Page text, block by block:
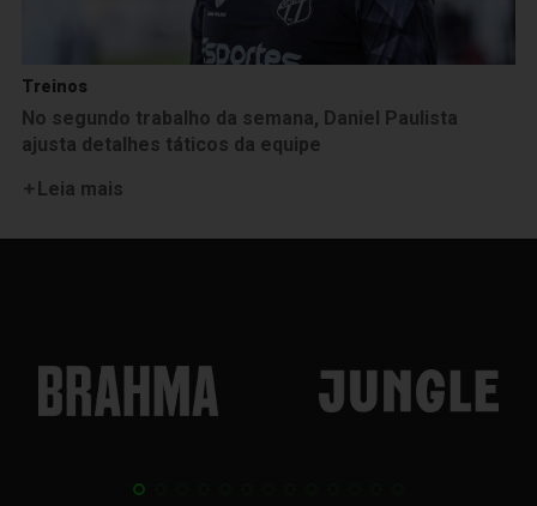
Treinos
No segundo trabalho da semana, Daniel Paulista
ajusta detalhes táticos da equipe
Leia mais